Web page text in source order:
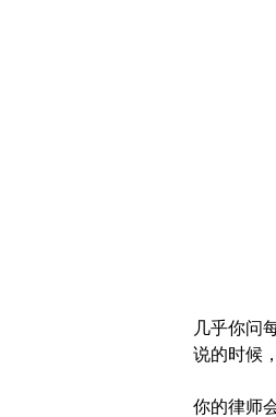
几乎你问
说的时候
你的律师